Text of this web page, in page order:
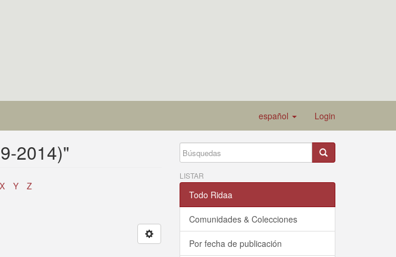
español Login
2014)"
X Y
Z
LISTAR
Todo Ridaa
Comunidades & Colecciones
Por fecha de publicación